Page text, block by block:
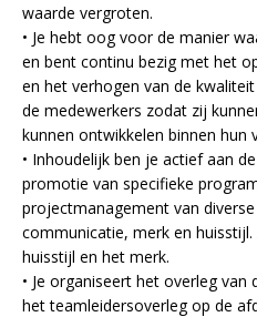
waarde vergroten.
• Je hebt oog voor de manier
en bent continu bezig met het
en het verhogen van de
de medewerkers zodat zij
kunnen ontwikkelen binnen hun
• Inhoudelijk ben je actief aan
promotie van specifieke
projectmanagement van
communicatie, merk en
huisstijl en het merk.
• Je organiseert het overleg
het teamleidersoverleg op de